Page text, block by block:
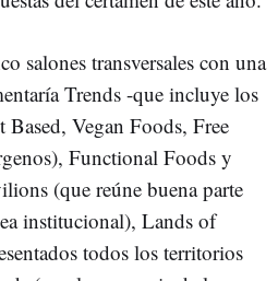
salones transversales con una
Trends -que incluye los
Based, Vegan Foods, Free
Functional Foods y
(que reúne buena parte
institucional), Lands of
todos los territorios